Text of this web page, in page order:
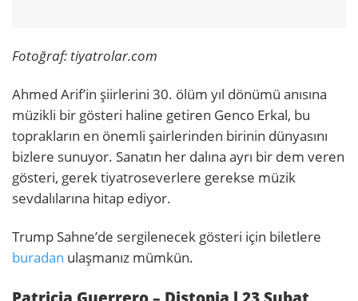
Fotoğraf: tiyatrolar.com
Ahmed Arif’in şiirlerini 30. ölüm yıl dönümü anısına
müzikli bir gösteri haline getiren Genco Erkal, bu
toprakların en önemli şairlerinden birinin dünyasını
bizlere sunuyor. Sanatın her dalına ayrı bir dem veren
gösteri, gerek tiyatroseverlere gerekse müzik
sevdalılarına hitap ediyor.
Trump Sahne’de sergilenecek gösteri için biletlere
buradan ulaşmanız mümkün.